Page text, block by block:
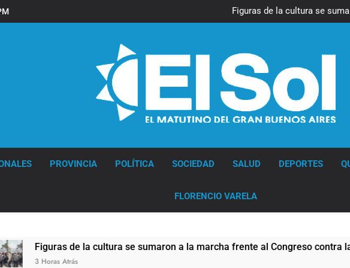
Figuras de la cultura se
Nueva jornada negativa
Figuras de la cultura se
Nueva jornada negativa
en Wall Street y el
Jorge Macri condenó los
PROVINCIA POLÍTICA SOCIEDAD SALUD DEPORTES
FLORENCIO VARELA
de la cultura se sumaron a la marcha frente al Congreso contra la Ley de
Atrás